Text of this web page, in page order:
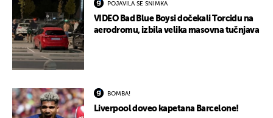
POJAVILA SE SNIMKA
VIDEO Bad Blue Boysi dočekali Torcidu na
aerodromu, izbila velika masovna tučnjava
BOMBA!
Liverpool doveo kapetana Barcelone!